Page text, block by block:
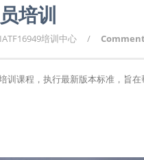
培训
IATF16949培训中心 /
训课程，执行最新版本标准，旨在